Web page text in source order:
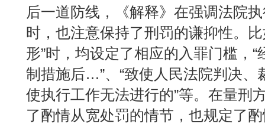
后一道防线，《解释》在强调法院
时，也注意保持了刑罚的谦抑性。
形”时，均设定了相应的入罪门槛，
制措施后…”、“致使人民法院判决、
使执行工作无法进行的”等。在量刑
了酌情从宽处罚的情节，也规定了